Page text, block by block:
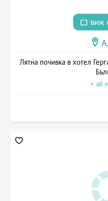
виж
Лятна почивка в хотел
+ all